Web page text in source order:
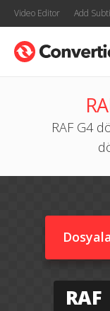
Video Editor Add
RAF G4
RAF